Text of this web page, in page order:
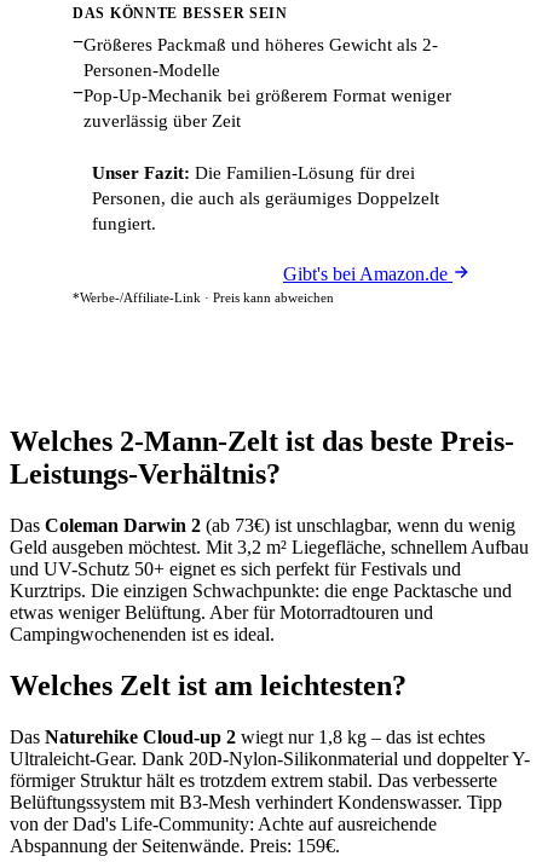
DAS KÖNNTE BESSER SEIN
−Größeres Packmaß und höheres Gewicht als 2-
Personen-Modelle
−Pop-Up-Mechanik bei größerem Format weniger
zuverlässig über Zeit
Unser Fazit: Die Familien-Lösung für drei
Personen, die auch als geräumiges Doppelzelt
fungiert.
Gibt's bei Amazon.de
*Werbe-/Affiliate-Link · Preis kann abweichen
Welches 2-Mann-Zelt ist das beste Preis-
Leistungs-Verhältnis?
Das Coleman Darwin 2 (ab 73€) ist unschlagbar, wenn du wenig
Geld ausgeben möchtest. Mit 3,2 m² Liegefläche, schnellem Aufbau
und UV-Schutz 50+ eignet es sich perfekt für Festivals und
Kurztrips. Die einzigen Schwachpunkte: die enge Packtasche und
etwas weniger Belüftung. Aber für Motorradtouren und
Campingwochenenden ist es ideal.
Welches Zelt ist am leichtesten?
Das Naturehike Cloud-up 2 wiegt nur 1,8 kg – das ist echtes
Ultraleicht-Gear. Dank 20D-Nylon-Silikonmaterial und doppelter Y-
förmiger Struktur hält es trotzdem extrem stabil. Das verbesserte
Belüftungssystem mit B3-Mesh verhindert Kondenswasser. Tipp
von der Dad's Life-Community: Achte auf ausreichende
Abspannung der Seitenwände. Preis: 159€.